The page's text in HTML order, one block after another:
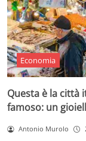
Economia
Questa è la città
famoso: un
Antonio Murolo